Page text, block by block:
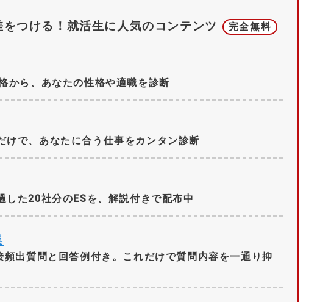
つける！ 就活生に人気のコンテンツ 完全無料
から、あなたの性格や適職を診断
けで、あなたに合う仕事をカンタン診断
した20社分のESを、解説付きで配布中
頻出質問と回答例付き。これだけで質問内容を一通り抑